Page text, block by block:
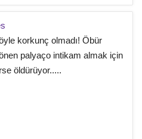
korkunç olmadı! Öbür
palyaço intikam almak için
öldürüyor.....